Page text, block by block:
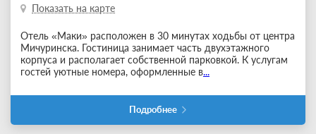
Показать на карте
Отель «Маки» расположен в 30 минутах ходьбы от центра
Мичуринска. Гостиница занимает часть двухэтажного
корпуса и располагает собственной парковкой. К услугам
гостей уютные номера, оформленные в...
Подробнее